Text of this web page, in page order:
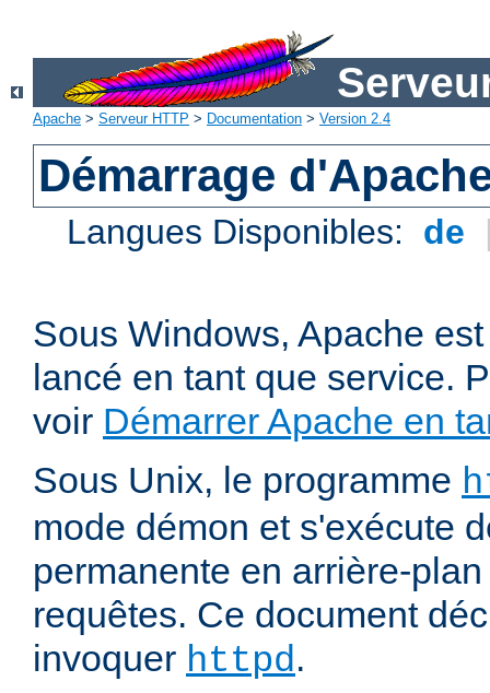
Apache > Serveur HTTP > Documentation > Version 2.4
Démarrage
Langues Disponibles: de
Sous Windows, Apache
lancé en tant que service.
voir Démarrer Apache en
Sous Unix, le programme
mode démon et s'exécute
permanente en arrière-
requêtes. Ce document
invoquer httpd.